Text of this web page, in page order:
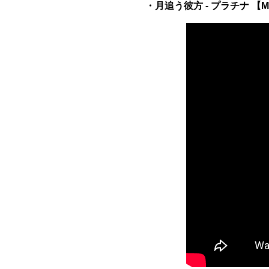
・月追う彼方 - プラチナ 【